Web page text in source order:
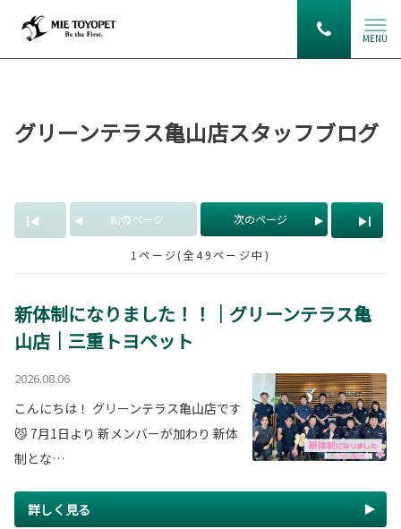
MENU
グリーンテラス亀山店スタッフブログ
前のページ 次のページ
1ページ(全49ページ中)
新体制になりました！！｜グリーンテラス亀
山店｜三重トヨペット
2026.08.06
こんにちは！ グリーンテラス亀山店です
😼 7月1日より 新メンバーが加わり 新体
制とな…
詳しく見る